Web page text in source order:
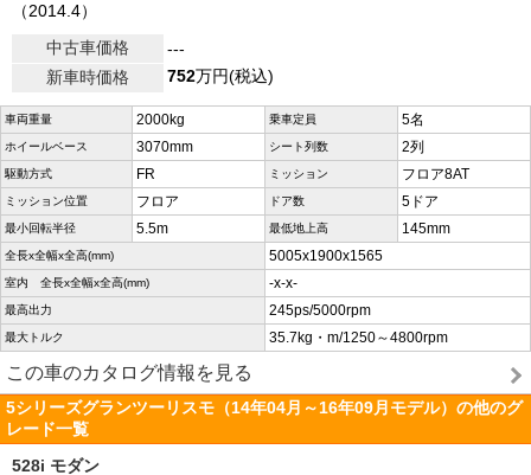
（2014.4）
中古車価格
---
新車時価格
752万円(税込)
車両重量 2000kg 乗車定員 5名
ホイールベース 3070mm シート列数 2列
駆動方式 FR ミッション フロア8AT
ミッション位置 フロア ドア数 5ドア
最小回転半径 5.5m 最低地上高 145mm
全長x全幅x全高(mm) 5005x1900x1565
室内 全長x全幅x全高(mm) -x-x-
最高出力 245ps/5000rpm
最大トルク 35.7kg・m/1250～4800rpm
この車のカタログ情報を見る
5シリーズグランツーリスモ（14年04月～16年09月モデル）の他のグ
レード一覧
528i モダン